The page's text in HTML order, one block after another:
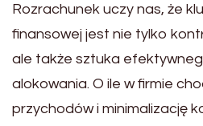
Rozrachunek uczy nas, że
finansowej jest nie tylko
ale także sztuka
alokowania. O ile w firmie
przychodów i minimalizację